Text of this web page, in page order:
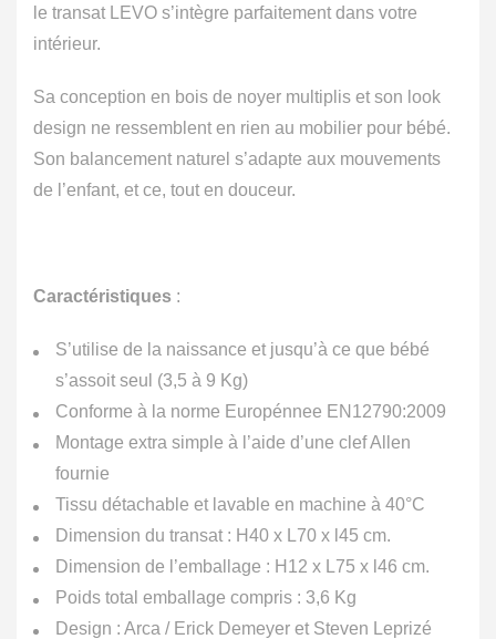
le transat LEVO s’intègre parfaitement dans votre
intérieur.
Sa conception en bois de noyer multiplis et son look
design ne ressemblent en rien au mobilier pour bébé.
Son balancement naturel s’adapte aux mouvements
de l’enfant, et ce, tout en douceur.
Caractéristiques :
S’utilise de la naissance et jusqu’à ce que bébé
s’assoit seul (3,5 à 9 Kg)
Conforme à la norme Europénnee EN12790:2009
Montage extra simple à l’aide d’une clef Allen
fournie
Tissu détachable et lavable en machine à 40°C
Dimension du transat : H40 x L70 x l45 cm.
Dimension de l’emballage : H12 x L75 x l46 cm.
Poids total emballage compris : 3,6 Kg
Design : Arca / Erick Demeyer et Steven Leprizé